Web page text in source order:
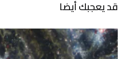
قد يعجبك أيضا